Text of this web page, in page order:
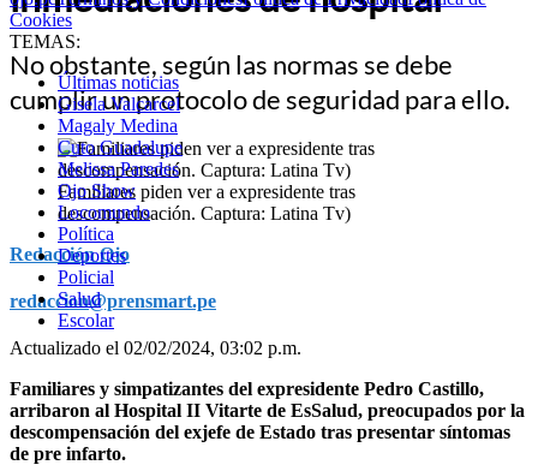
Cookies
TEMAS:
Últimas noticias
Gisela Valcarcel
Magaly Medina
Cuto Guadalupe
Melissa Paredes
Ojo Show
Locomundo
Política
Deportes
Policial
Salud
Escolar
No obstante, según las normas se debe
cumplir un protocolo de seguridad para ello.
Familiares piden ver a expresidente tras
descompensación. Captura: Latina Tv)
Redacción Ojo
redaccion@prensmart.pe
Actualizado el 02/02/2024, 03:02 p.m.
Familiares y simpatizantes del expresidente Pedro Castillo,
arribaron al Hospital II Vitarte de EsSalud, preocupados por la
descompensación del exjefe de Estado tras presentar síntomas
de pre infarto.